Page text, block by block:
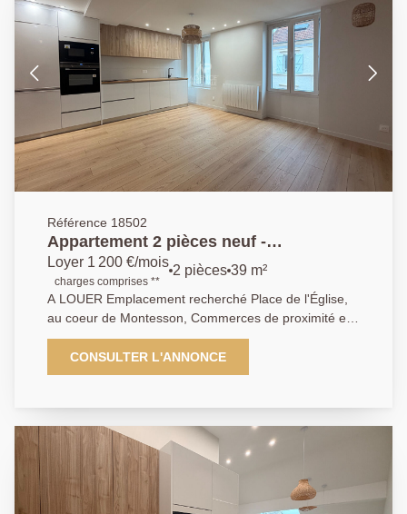
Référence 18502
Appartement 2 pièces neuf -
MONTESSON Centre Secteur Village
Loyer 1 200 €/mois
charges comprises **
2 pièces 39 m²
A LOUER Emplacement recherché Place de l'Église,
au coeur de Montesson, Commerces de proximité et
transports accessibles à quelques minutes à pied , bel
appartement 2 pièces, entièrement rénové avec des
prestations de qualité, proposé en première mise en
ouverte entièrement aménagée et équipée, neuve,
une chambre avec dressing intégré, une salle d'eau
moderne ainsi qu'un WC indépendant. Chauffage +
production eau chaude individuel électrique . Les
lignes de bus accessibles à quelques minutes
permettent de rejoindre rapidement la gare RER A du
CONSULTER L'ANNONCE